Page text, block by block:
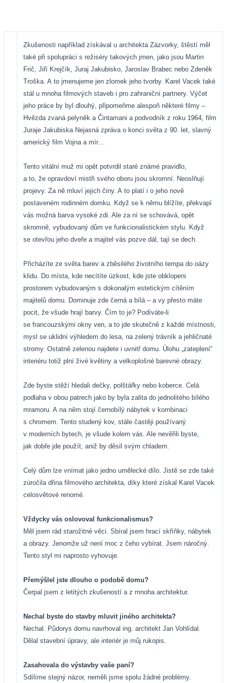
Zkušenosti například získával u architekta Zázvorky, štěstí měl
také při spolupráci s režiséry takových jmen, jako jsou Martin
Frič, Jiří Krejčík, Juraj Jakubisko, Jaroslav Brabec nebo Zdeněk
Troška. A to jmenujeme jen zlomek jeho tvorby. Karel Vacek také
stál u mnoha filmových staveb i pro zahraniční partnery. Výčet
jeho práce by byl dlouhý, připomeňme alespoň některé filmy –
Hvězda zvaná pelyněk a Čintamani a podvodník z roku 1964, film
Juraje Jakubiska Nejasná zpráva o konci světa z 90. let, slavný
americký film Vojna a mír…
Tento vitální muž mi opět potvrdil staré známé pravidlo,
a to, že opravdoví mistři svého oboru jsou skromní. Neoslňují
projevy. Za ně mluví jejich činy. A to platí i o jeho nově
postaveném rodinném domku. Když se k němu blížíte, překvapí
vás možná barva vysoké zdi. Ale za ní se schovává, opět
skromně, vybudovaný dům ve funkcionalistickém stylu. Když
se otevřou jeho dveře a majitel vás pozve dál, tají se dech.
Přicházíte ze světa barev a zběsilého životního tempa do oázy
klidu. Do místa, kde necítíte úzkost, kde jste obklopeni
prostorem vybudovaným s dokonalým estetickým cítěním
majitelů domu. Dominuje zde černá a bílá – a vy přesto máte
pocit, že všude hrají barvy. Čím to je? Podíváte-li
se francouzskými okny ven, a to jde skutečně z každé místnosti,
mysl se uklidní výhledem do lesa, na zelený trávník a jehličnaté
stromy. Ostatně zelenou najdete i uvnitř domu. Úlohu „zateplení“
interiéru totiž plní živé květiny a velkoplošné barevné obrazy.
Zde byste stěží hledali dečky, polštářky nebo koberce. Celá
podlaha v obou patrech jako by byla zalita do jednolitého bílého
mramoru. A na něm stojí černobílý nábytek v kombinaci
s chromem. Tento studený kov, stále častěji používaný
v moderních bytech, je všude kolem vás. Ale nevěřili byste,
jak dobře jde použít, aniž by děsil svým chladem.
Celý dům lze vnímat jako jedno umělecké dílo. Jistě se zde také
zúročila dřina filmového architekta, díky které získal Karel Vacek
celosvětové renomé.
Vždycky vás oslovoval funkcionalismus?
Měl jsem rád starožitné věci. Sbíral jsem hrací skříňky, nábytek
a obrazy. Jenomže už není moc z čeho vybírat. Jsem náročný.
Tento styl mi naprosto vyhovuje.
Přemýšlel jste dlouho o podobě domu?
Čerpal jsem z letitých zkušeností a z mnoha architektur.
Nechal byste do stavby mluvit jiného architekta?
Nechal. Půdorys domu navrhoval ing. architekt Jan Vohlídal.
Dělal stavební úpravy, ale interiér je můj rukopis.
Zasahovala do výstavby vaše paní?
Sdílíme stejný názor, neměli jsme spolu žádné problémy.